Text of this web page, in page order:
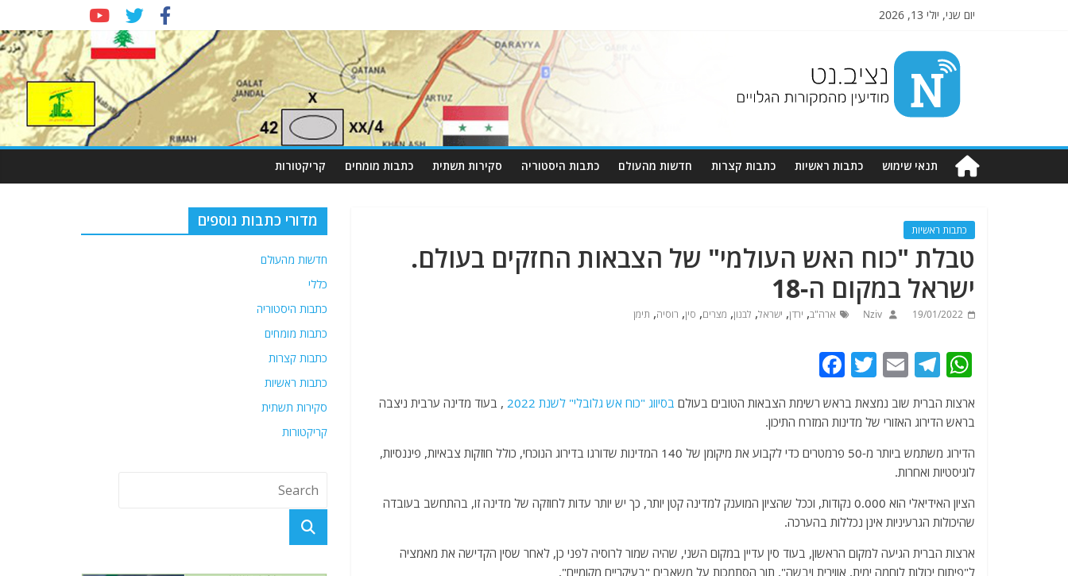
יום שני, יולי 13, 2026
Nziv.net
מודיעין
מהמקורות
תנאי שימוש כתבות ראשיות כתבות קצרות חדשות מהעולם כתבות היסטוריה סקירות תשתית כתבות מומחים קריקטורות
כתבות ראשיות
טבלת "כוח האש העולמי" של הצבאות החזקים בעולם.
ישראל במקום ה-18
19/01/2022
Nziv ארה"ב, ירדן, ישראל, לבנון, מצרים, סין, רוסיה, תימן
W
at
s
A
p
p
T
e
g
ra
m
E
ai
l
T
itt
er
c
e
b
o
o
k
ארצות הברית שוב נמצאת בראש רשימת הצבאות הטובים בעולם בסיווג "כוח אש גלובלי" לשנת 2022
, בעוד מדינה ערבית ניצבה
בראש הדירוג האזורי של מדינות המזרח התיכון.
הדירוג משתמש ביותר מ-50 פרמטרים כדי לקבוע את מיקומן של 140 המדינות שדורגו בדירוג הנוכחי, כולל חוזקות צבאיות, פיננסיות,
לוגיסטיות ואחרות.
הציון האידיאלי הוא 0.000 נקודות, וככל שהציון המוענק למדינה קטן יותר, כך יש יותר עדות לחוזקה של מדינה זו, בהתחשב בעובדה
שהיכולות הגרעיניות אינן נכללות בהערכה.
ארצות הברית הגיעה למקום הראשון, בעוד סין עדיין במקום השני, שהיה שמור לרוסיה לפני כן, לאחר שסין הקדישה את מאמציה
ל"פיתוח יכולות לוחמה ימית, אווירית ויבשה", תוך הסתמכות על משאבים "בעיקריים מקומיים".
מדורי כתבות נוספים
חדשות מהעולם
כללי
כתבות היסטוריה
כתבות מומחים
כתבות קצרות
כתבות ראשיות
סקירות תשתית
קריקטורות